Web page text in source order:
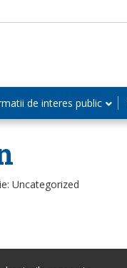
de interes public
Uncategorized